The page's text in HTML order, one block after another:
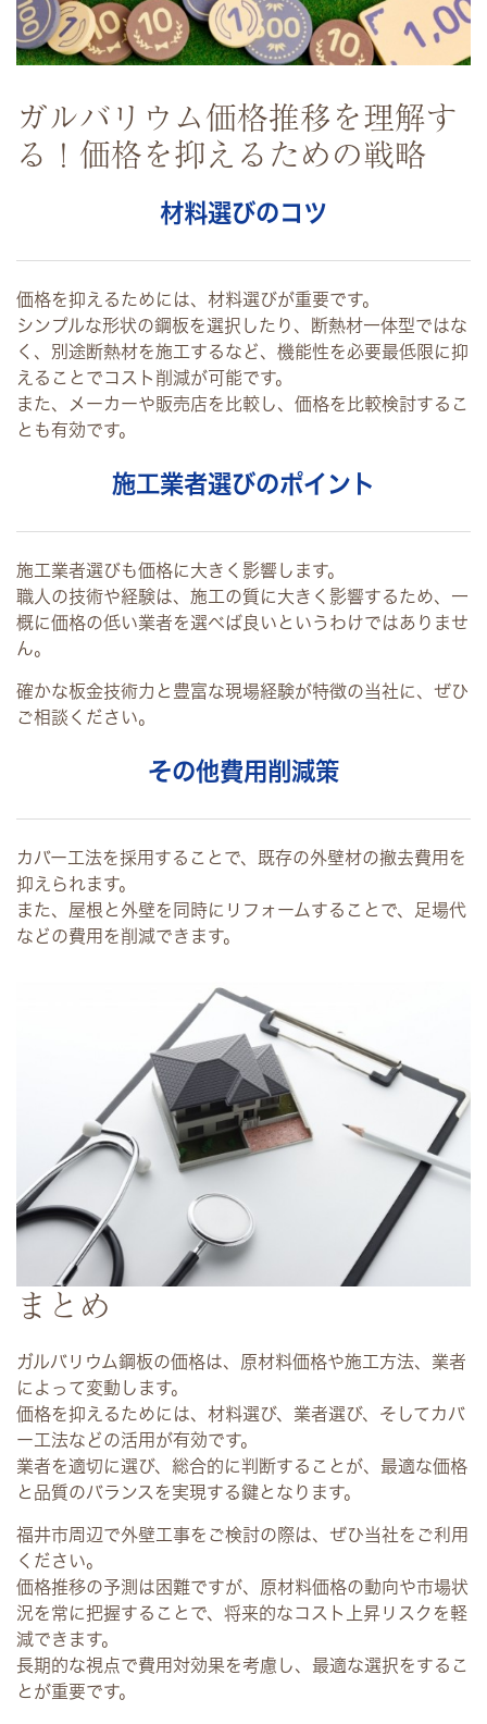
ガルバリウム価格推移を理解す
る！価格を抑えるための戦略
材料選びのコツ
価格を抑えるためには、材料選びが重要です。
シンプルな形状の鋼板を選択したり、断熱材一体型ではな
く、別途断熱材を施工するなど、機能性を必要最低限に抑
えることでコスト削減が可能です。
また、メーカーや販売店を比較し、価格を比較検討するこ
とも有効です。
施工業者選びのポイント
施工業者選びも価格に大きく影響します。
職人の技術や経験は、施工の質に大きく影響するため、一
概に価格の低い業者を選べば良いというわけではありませ
ん。
確かな板金技術力と豊富な現場経験が特徴の当社に、ぜひ
ご相談ください。
その他費用削減策
カバー工法を採用することで、既存の外壁材の撤去費用を
抑えられます。
また、屋根と外壁を同時にリフォームすることで、足場代
などの費用を削減できます。
まとめ
ガルバリウム鋼板の価格は、原材料価格や施工方法、業者
によって変動します。
価格を抑えるためには、材料選び、業者選び、そしてカバ
ー工法などの活用が有効です。
業者を適切に選び、総合的に判断することが、最適な価格
と品質のバランスを実現する鍵となります。
福井市周辺で外壁工事をご検討の際は、ぜひ当社をご利用
ください。
価格推移の予測は困難ですが、原材料価格の動向や市場状
況を常に把握することで、将来的なコスト上昇リスクを軽
減できます。
長期的な視点で費用対効果を考慮し、最適な選択をするこ
とが重要です。